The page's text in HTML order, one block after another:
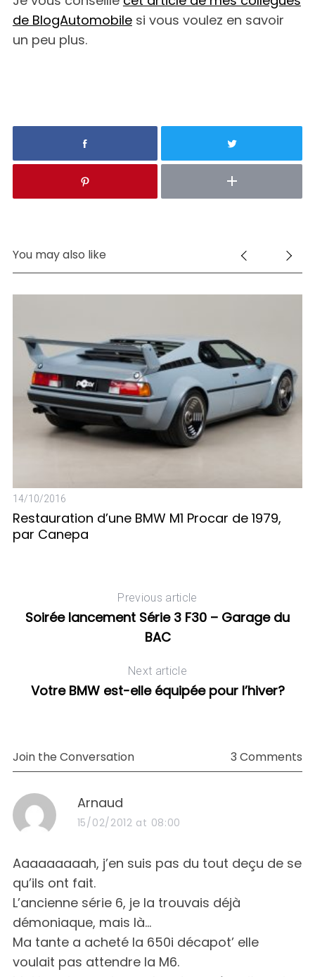
de BlogAutomobilesi vous voulez en savoir
un peu plus.
You may also like
14/10/2016
Restauration d’une BMW M1 Procar de 1979,
par Canepa
Previous article
Soirée lancement Série 3 F30 – Garage du
BAC
Next article
Votre BMW est-elle équipée pour l’hiver?
Join the Conversation 3 Comments
s
a
s
:
Arnaud
15/02/2012 at 08:00
Aaaaaaaaah, j’en suis pas du tout deçu de se
qu’ils ont fait.
L’ancienne série 6, je la trouvais déjà
démoniaque, mais là…
Ma tante a acheté la 650i décapot’ elle
voulait pas attendre la M6.